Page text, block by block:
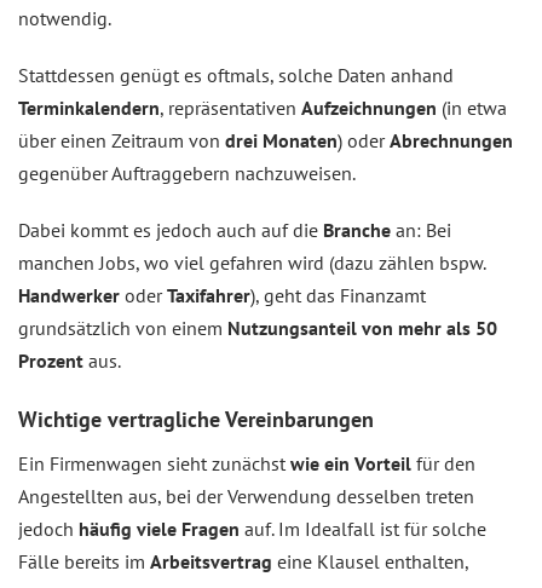
notwendig.
Stattdessen genügt es oftmals, solche Daten anhand
Terminkalendern, repräsentativen Aufzeichnungen (in etwa
über einen Zeitraum von drei Monaten) oderAbrechnungen
gegenüber Auftraggebern nachzuweisen.
Dabei kommt es jedoch auch auf die Branche an: Bei
manchen Jobs, wo viel gefahren wird (dazu zählen bspw.
Handwerker oderTaxifahrer), geht das Finanzamt
grundsätzlich von einem Nutzungsanteil von mehr als 50
Prozent aus.
Wichtige vertragliche Vereinbarungen
Ein Firmenwagen sieht zunächst wie ein Vorteil für den
Angestellten aus, bei der Verwendung desselben treten
jedoch häufig viele Fragen auf. Im Idealfall ist für solche
Fälle bereits im Arbeitsvertrag eine Klausel enthalten,